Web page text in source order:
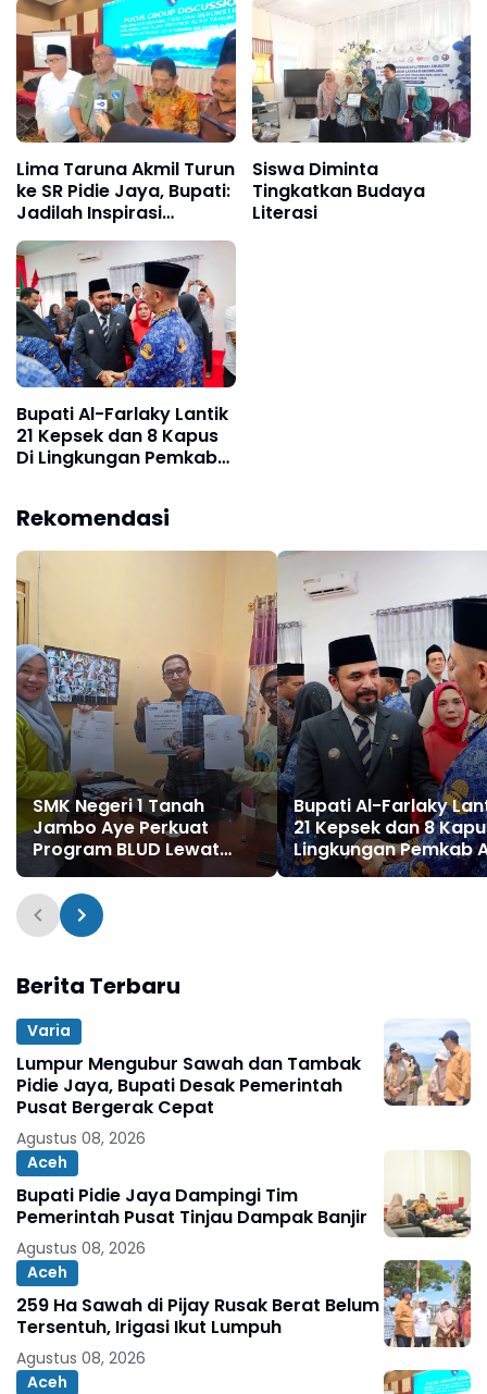
Lima Taruna Akmil Turun
ke SR Pidie Jaya, Bupati:
Jadilah Inspirasi
Generasi Muda
Siswa Diminta
Tingkatkan Budaya
Literasi
Bupati Al-Farlaky Lantik
21 Kepsek dan 8 Kapus
Di Lingkungan Pemkab
Rekomendasi
SMK Negeri 1 Tanah
Jambo Aye Perkuat
Program BLUD Lewat
Sinergi Antarsekolah
Bupati Al-Farlaky
21 Kepsek dan 8
Lingkungan Pemkab
Berita Terbaru
Varia
Lumpur Mengubur Sawah dan Tambak
Pidie Jaya, Bupati Desak Pemerintah
Pusat Bergerak Cepat
Agustus 08, 2026
Aceh
Bupati Pidie Jaya Dampingi Tim
Pemerintah Pusat Tinjau Dampak Banjir
Agustus 08, 2026
Aceh
259 Ha Sawah di Pijay Rusak Berat Belum
Tersentuh, Irigasi Ikut Lumpuh
Agustus 08, 2026
Aceh